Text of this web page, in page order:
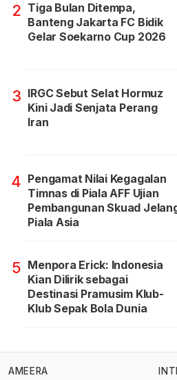
2 Tiga Bulan Ditempa,
Banteng Jakarta FC Bidik
Gelar Soekarno Cup 2026
3 IRGC Sebut Selat Hormuz
Kini Jadi Senjata Perang
Iran
4 Pengamat Nilai Kegagalan
Timnas di Piala AFF Ujian
Pembangunan Skuad
Piala Asia
5 Menpora Erick: Indonesia
Kian Dilirik sebagai
Destinasi Pramusim Klub-
Klub Sepak Bola Dunia
AMEERA